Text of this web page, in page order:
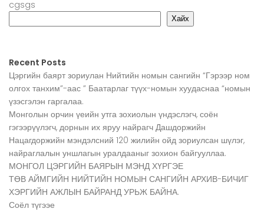
cgsgs
Хайх
Recent Posts
Цэргийн баярт зориулан Нийтийн номын сангийн “Гэрээр ном
олгох танхим”-аас ” Баатарлаг түүх-номын хуудаснаа “номын
үзэсгэлэн гаргалаа.
Монголын орчин үеийн утга зохиолын үндэслэгч, соён
гэгээрүүлэгч, дорнын их яруу найрагч Дашдоржийн
Нацагдоржийн мэндэлсний 120 жилийн ойд зориулсан шүлэг,
найраглалын уншлагын уралдааныг зохион байгууллаа.
МОНГОЛ ЦЭРГИЙН БАЯРЫН МЭНД ХҮРГЭЕ
ТӨВ АЙМГИЙН НИЙТИЙН НОМЫН САНГИЙН АРХИВ-БИЧИГ
ХЭРГИЙН АЖЛЫН БАЙРАНД УРЬЖ БАЙНА.
Соёл түгээе